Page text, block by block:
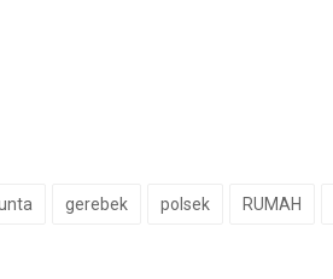
gerebek polsek RUMAH